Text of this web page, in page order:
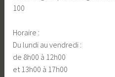
100
Horaire :
Du lundi au vendredi :
de 8h00 à 12h00
et 13h00 à 17h00